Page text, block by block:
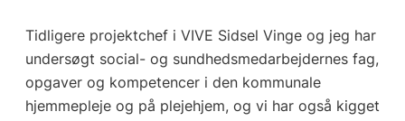
Tidligere projektchef i VIVE Sidsel Vinge og jeg har
undersøgt social- og sundhedsmedarbejdernes fag,
opgaver og kompetencer i den kommunale
hjemmepleje og på plejehjem, og vi har også kigget